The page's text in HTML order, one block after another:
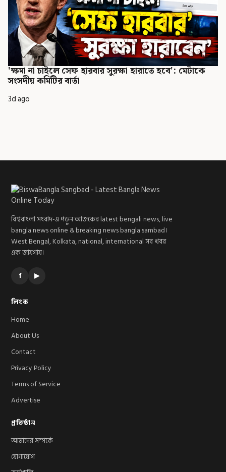
'ক্ষমা না চাইলে সেফ হারবার সুরক্ষা হারাতে হবে': মেটাকে
সংসদীয় কমিটির বার্তা
3d ago
বিশ্ববাংলা সংবাদ-এ পড়ুন আজকের latest bengali news, live
bangla news online & breaking news bangla sambad।
West Bengal, Kolkata, national, international সব খবর
এক জায়গায়।
f ▶
লিংক
Home
About Us
Contact
Privacy Policy
Terms of Service
Advertise
প্রতিষ্ঠান
আমাদের সম্পর্কে
যোগাযোগ